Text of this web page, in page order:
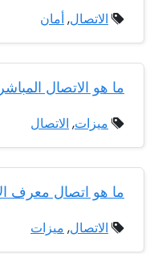
الاتصال,أمان
ما هو الاتصال
ميزات, الاتصال
ما هو اتصال معرف
الاتصال, ميزات